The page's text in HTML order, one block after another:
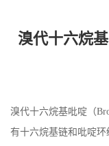
溴代十六烷
溴代十六烷基吡啶（
有十六烷基链和吡啶